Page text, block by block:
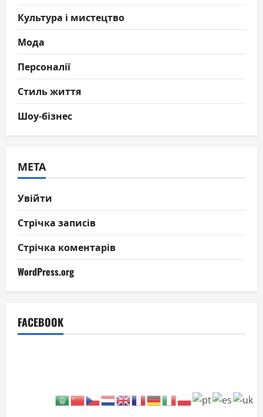
Культура і мистецтво
Мода
Персоналії
Стиль життя
Шоу-бізнес
МЕТА
Увійти
Стрічка записів
Стрічка коментарів
WordPress.org
FACEBOOK